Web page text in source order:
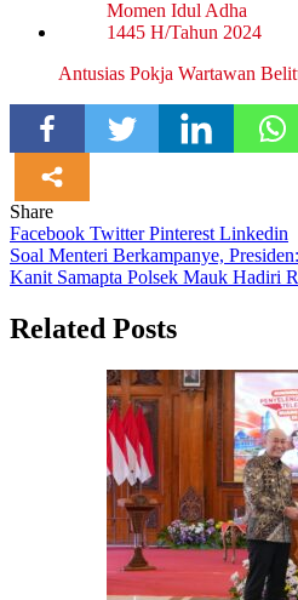
Antusias Pokja Wartawan
Share
Facebook TwitterPinterest Linkedin
Navigasi
pos
Soal Menteri Berkampanye,
Kanit Samapta Polsek Mauk Hadiri
Related Posts